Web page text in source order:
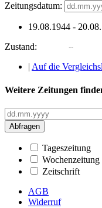
Zeitungsdatum:
19.08.1944 -
Zustand:
| Auf die
Weitere Zeitungen
Abfragen
Tageszeitung
Wochenzeitung
Zeitschrift
AGB
Widerruf